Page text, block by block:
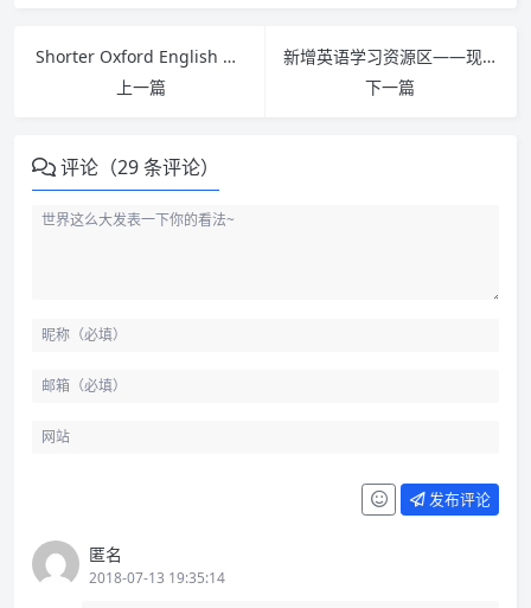
Shorter Oxford English Dictionary
上一篇
新增英语学习资源区——现在讨论！
下一篇
评论（29 条评论）
发布评论
匿名
2018-07-13 19:35:14